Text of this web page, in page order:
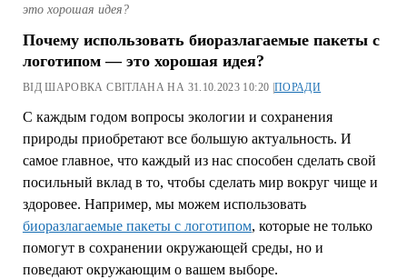
это хорошая идея?
Почему использовать биоразлагаемые пакеты с
логотипом — это хорошая идея?
ВІД ШАРОВКА СВІТЛАНА НА 31.10.2023 10:20 |ПОРАДИ
С каждым годом вопросы экологии и сохранения
природы приобретают все большую актуальность. И
самое главное, что каждый из нас способен сделать свой
посильный вклад в то, чтобы сделать мир вокруг чище и
здоровее. Например, мы можем использовать
биоразлагаемые пакеты с логотипом, которые не только
помогут в сохранении окружающей среды, но и
поведают окружающим о вашем выборе.